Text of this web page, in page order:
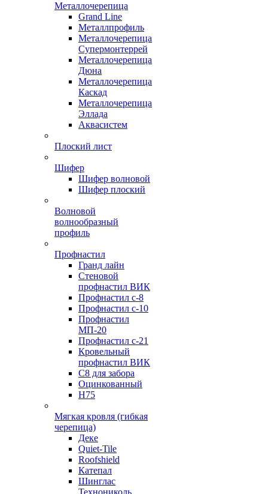
Металлочерепица
Grand Line
Металлпрофиль
Металлочерепица
Супермонтеррей
Металлочерепица
Дюна
Металлочерепица
Каскад
Металлочерепица
Эллада
Аквасистем
Плоский лист
Шифер
Шифер волновой
Шифер плоский
Волновой
волнообразный
профиль
Профнастил
Гранд лайн
Стеновой
профнастил ВИК
Профнастил с-8
Профнастил с-10
Профнастил
МП-20
Профнастил с-21
Кровельный
профнастил ВИК
С8 для забора
Оцинкованный
Н75
Мягкая кровля (гибкая
черепица)
Деке
Quiet-Tile
Roofshield
Катепал
Шинглас
Технониколь